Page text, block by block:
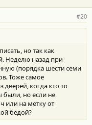
#20
но так как
Неделю назад при
(порядка шести семи
Тоже самое
когда кто то
но если не
или на метку от
бедой?